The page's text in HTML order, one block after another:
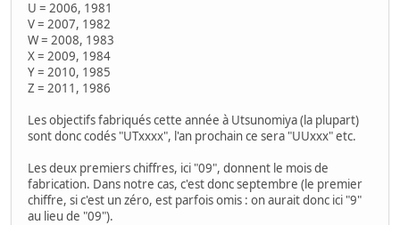
U = 2006, 1981
V = 2007, 1982
W = 2008, 1983
X = 2009, 1984
Y = 2010, 1985
Z = 2011, 1986
Les objectifs fabriqués cette année à Utsunomiya (la plupart)
sont donc codés "UTxxxx", l'an prochain ce sera "UUxxx" etc.
Les deux premiers chiffres, ici "09", donnent le mois de
fabrication. Dans notre cas, c'est donc septembre (le premier
chiffre, si c'est un zéro, est parfois omis : on aurait donc ici "9"
au lieu de "09").